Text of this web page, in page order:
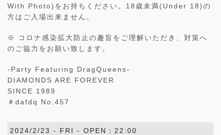
With Photo)をお持ちください。18歳未満(Under 18)の
方はご入場出来ません。
※ コロナ感染拡大防止の趣旨をご理解いただき、対策へ
のご協力をお願い致します。
-Party Featuring DragQueens-
DIAMONDS ARE FOREVER
SINCE 1989
＃dafdq No.457
2024/2/23 - FRI - OPEN：22:00